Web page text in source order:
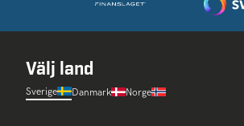
Välj land
Sverige Danmark Norge